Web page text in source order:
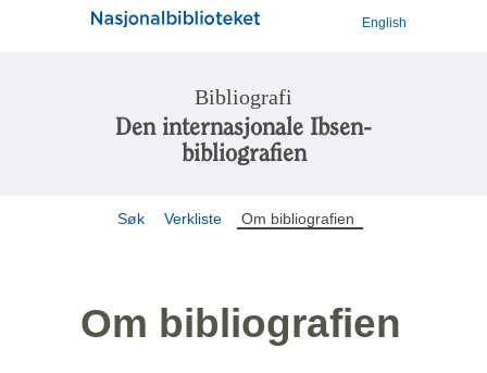
English
Bibliografi
Den internasjonale Ibsen-
bibliografien
Søk Verkliste Om bibliografien
Om bibliografien